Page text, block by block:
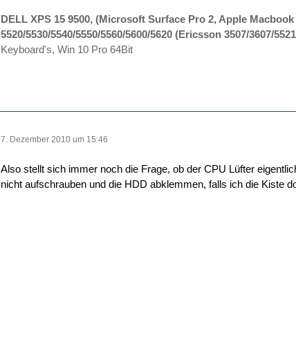
DELL XPS 15 9500, (Microsoft Surface Pro 2, Apple
5520/5530/5540/5550/5560/5600/5620 (Ericsson 3507/3607/
Keyboard's, Win 10 Pro 64Bit
7. Dezember 2010 um 15:46
Also stellt sich immer noch die Frage, ob der CPU Lüfter
nicht aufschrauben und die HDD abklemmen, falls ich die Kiste